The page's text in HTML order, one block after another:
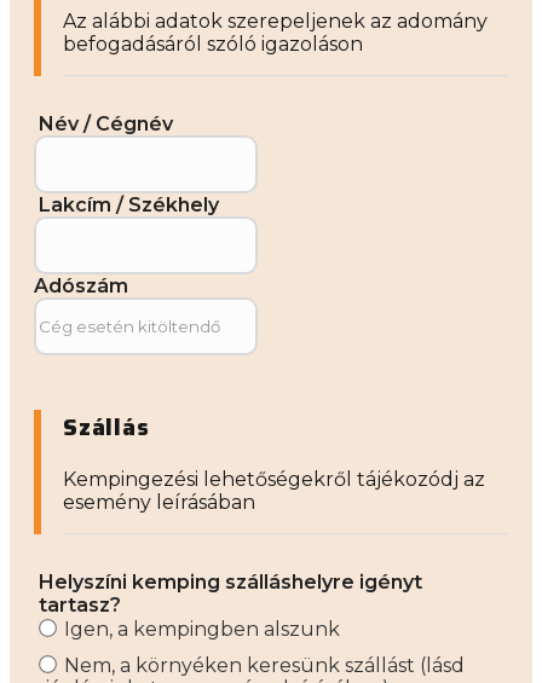
Az alábbi adatok szerepeljenek az adomány
befogadásáról szóló igazoláson
Név / Cégnév
Lakcím / Székhely
Adószám
Szállás
Kempingezési lehetőségekről tájékozódj az
esemény leírásában
Helyszíni kemping szálláshelyre igényt
tartasz?
Igen, a kempingben alszunk
Nem, a környéken keresünk szállást (lásd